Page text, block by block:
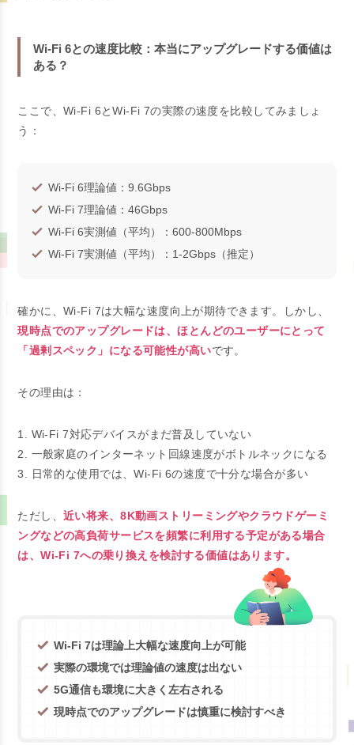
Wi-Fi 6との速度比較：本当にアップグレードする価値は
ある？
ここで、Wi-Fi 6とWi-Fi 7の実際の速度を比較してみましょ
う：
Wi-Fi 6理論値：9.6Gbps
Wi-Fi 7理論値：46Gbps
Wi-Fi 6実測値（平均）：600-800Mbps
Wi-Fi 7実測値（平均）：1-2Gbps（推定）
確かに、Wi-Fi 7は大幅な速度向上が期待できます。しかし、
現時点でのアップグレードは、ほとんどのユーザーにとって
「過剰スペック」になる可能性が高いです。
その理由は：
1. Wi-Fi 7対応デバイスがまだ普及していない
2. 一般家庭のインターネット回線速度がボトルネックになる
3. 日常的な使用では、Wi-Fi 6の速度で十分な場合が多い
ただし、近い将来、8K動画ストリーミングやクラウドゲーミ
ングなどの高負荷サービスを頻繁に利用する予定がある場合
は、Wi-Fi 7への乗り換えを検討する価値はあります。
Wi-Fi 7は理論上大幅な速度向上が可能
実際の環境では理論値の速度は出ない
5G通信も環境に大きく左右される
現時点でのアップグレードは慎重に検討すべき